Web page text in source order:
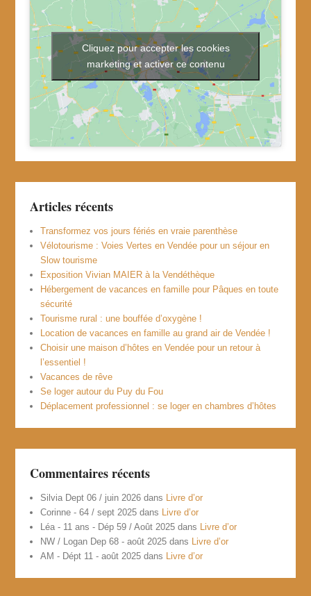
Cliquez pour accepter les cookies
marketing et activer ce contenu
Articles récents
Transformez vos jours fériés en vraie parenthèse
Vélotourisme : Voies Vertes en Vendée pour un séjour en
Slow tourisme
Exposition Vivian MAIER à la Vendéthèque
Hébergement de vacances en famille pour Pâques en toute
sécurité
Tourisme rural : une bouffée d’oxygène !
Location de vacances en famille au grand air de Vendée !
Choisir une maison d’hôtes en Vendée pour un retour à
l’essentiel !
Vacances de rêve
Se loger autour du Puy du Fou
Déplacement professionnel : se loger en chambres d’hôtes
Commentaires récents
Silvia Dept 06 / juin 2026 dans Livre d’or
Corinne - 64 / sept 2025 dans Livre d’or
Léa - 11 ans - Dép 59 / Août 2025 dans Livre d’or
NW / Logan Dep 68 - août 2025 dans Livre d’or
AM - Dépt 11 - août 2025 dans Livre d’or